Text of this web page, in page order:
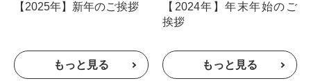
【2025年】新年のご挨拶
【2024年】年末年始のご
挨拶